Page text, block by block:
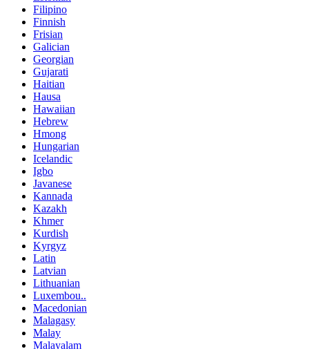
Filipino
Finnish
Frisian
Galician
Georgian
Gujarati
Haitian
Hausa
Hawaiian
Hebrew
Hmong
Hungarian
Icelandic
Igbo
Javanese
Kannada
Kazakh
Khmer
Kurdish
Kyrgyz
Latin
Latvian
Lithuanian
Luxembou..
Macedonian
Malagasy
Malay
Malayalam